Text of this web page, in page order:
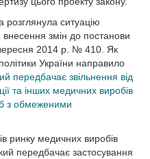
ситуацію
змін до постанови
вересня 2014 р. № 410. Як
України направило
передбачає звільнення від
та інших медичних виробів
з обмеженими
ринку медичних виробів
передбачає застосування